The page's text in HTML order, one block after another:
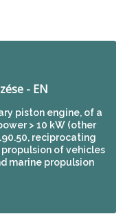
- EN
piston engine, of a
> 10 kW (other
reciprocating
of vehicles
marine propulsion